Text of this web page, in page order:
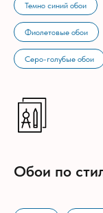
Темно синий обои
Фиолетовые обои
Серо-голубые обои
Обои по